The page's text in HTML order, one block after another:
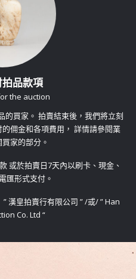
品款項
the auction
的買家。 拍賣結束後，我們將立刻
佣金和各項費用， 詳情請參閱業
家的部分。
或於拍賣日7天內以刷卡、現金、
匯形式支付。
漢皇拍賣行有限公司 ” /或/ ” Han
Co. Ltd “